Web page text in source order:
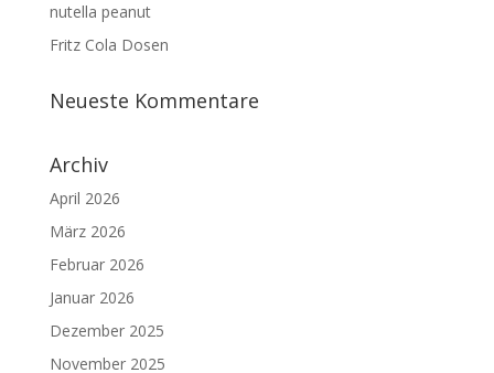
nutella peanut
Fritz Cola Dosen
Neueste Kommentare
Archiv
April 2026
März 2026
Februar 2026
Januar 2026
Dezember 2025
November 2025